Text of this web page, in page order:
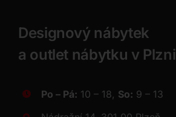
Designový nábytek
a outlet nábytku v Plzni
Po – Pá: 10 – 18, So: 9 – 13